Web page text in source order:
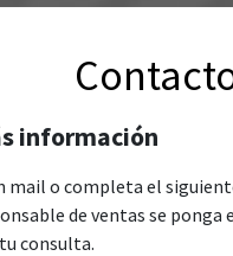
información
mail o completa el
de ventas se ponga
consulta.